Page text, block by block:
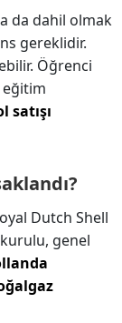
da dahil olmak
gereklidir.
Öğrenci
eğitim
satışı
Dutch Shell
kurulu, genel